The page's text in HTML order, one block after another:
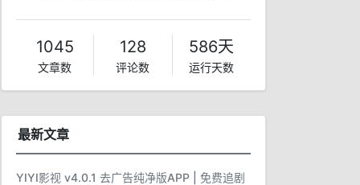
1045
文章数
128
评论数
586天
运行天数
最新文章
YIYI影视 v4.0.1 去广告纯净版APP | 免费追剧